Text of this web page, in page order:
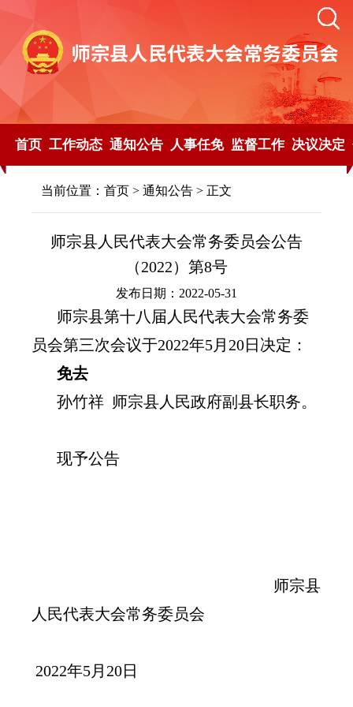
首页 工作动态 通知公告 人事任免 监督工作 决议决定
当前位置： 首页 > 通知公告 > 正文
师宗县人民代表大会常务委员会公告
（2022）第8号
发布日期：2022-05-31
师宗县第十八届人民代表大会常务委
员会第三次会议于2022年5月20日决定：
免去
孙竹祥 师宗县人民政府副县长职务。
现予公告
师宗县
人民代表大会常务委员会
2022年5月20日